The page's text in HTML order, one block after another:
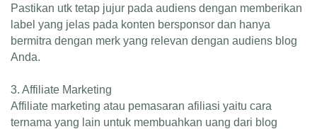
Pastikan utk tetap jujur pada audiens dengan memberikan
label yang jelas pada konten bersponsor dan hanya
bermitra dengan merk yang relevan dengan audiens blog
Anda.
3. Affiliate Marketing
Affiliate marketing atau pemasaran afiliasi yaitu cara
ternama yang lain untuk membuahkan uang dari blog